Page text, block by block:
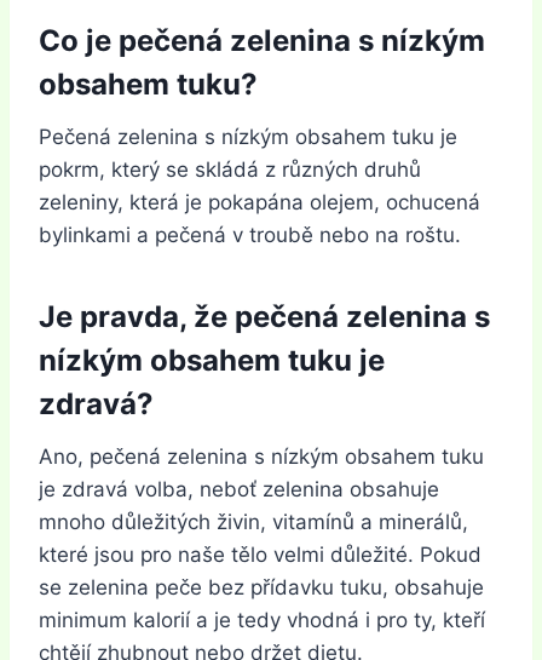
Co je pečená zelenina s nízkým
obsahem tuku?
Pečená zelenina s nízkým obsahem tuku je
pokrm, který se skládá z různých druhů
zeleniny, která je pokapána olejem, ochucená
bylinkami a pečená v troubě nebo na roštu.
Je pravda, že pečená zelenina s
nízkým obsahem tuku je
zdravá?
Ano, pečená zelenina s nízkým obsahem tuku
je zdravá volba, neboť zelenina obsahuje
mnoho důležitých živin, vitamínů a minerálů,
které jsou pro naše tělo velmi důležité. Pokud
se zelenina peče bez přídavku tuku, obsahuje
minimum kalorií a je tedy vhodná i pro ty, kteří
chtějí zhubnout nebo držet dietu.